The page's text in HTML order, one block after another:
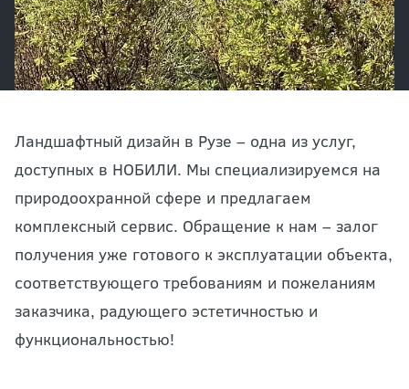
Ландшафтный дизайн в Рузе – одна из услуг,
доступных в НОБИЛИ. Мы специализируемся на
природоохранной сфере и предлагаем
комплексный сервис. Обращение к нам – залог
получения уже готового к эксплуатации объекта,
соответствующего требованиям и пожеланиям
заказчика, радующего эстетичностью и
функциональностью!